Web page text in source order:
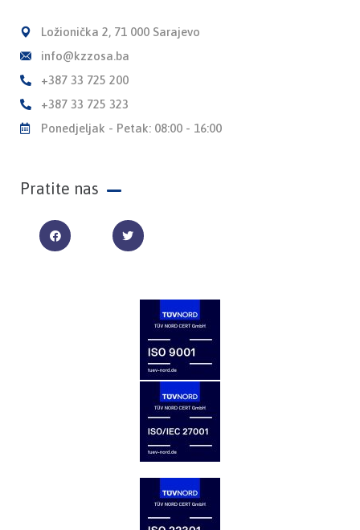
Ložionička 2, 71 000 Sarajevo
info@kzzosa.ba
+387 33 725 200
+387 33 725 323
Ponedjeljak - Petak: 08:00 - 16:00
Pratite nas